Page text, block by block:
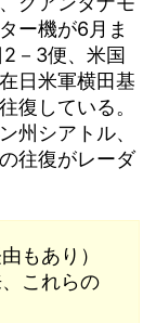
ー機が6月ま
－3便、米国
日米軍横田基
復している。
州シアトル、
往復がレーダ
もあり）
これらの